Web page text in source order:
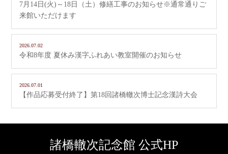
7月14日(火)～18日（土）修繕工事のお知らせ※通常通りご
来館いただけます
2026.07.02
令和8年度 夏休み漢字ふれあい教室開催のお知らせ
2026.07.01
【作品応募受付終了】第18回諸橋轍次博士記念漢詩大会
諸橋轍次記念館 公式HP